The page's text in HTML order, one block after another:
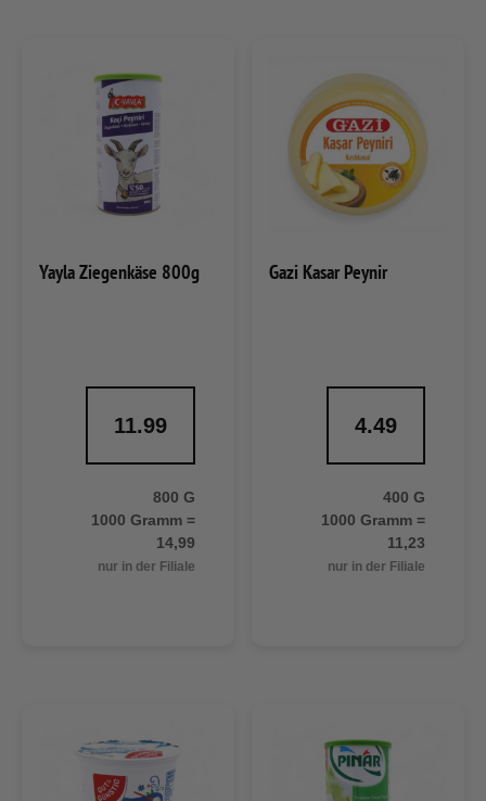
Yayla Ziegenkäse 800g
11.99
800 G
1000 Gramm =
14,99
nur in der Filiale
Gazi Kasar Peynir
4.49
400 G
1000 Gramm =
11,23
nur in der Filiale